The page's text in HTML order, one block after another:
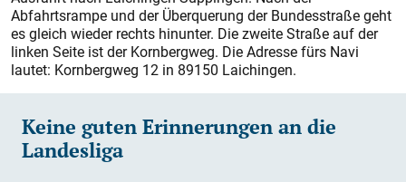
Abfahrtsrampe und der Überquerung der Bundesstraße geht
es gleich wieder rechts hinunter. Die zweite Straße auf der
linken Seite ist der Kornbergweg. Die Adresse fürs Navi
lautet: Kornbergweg 12 in 89150 Laichingen.
Keine guten Erinnerungen an die
Landesliga